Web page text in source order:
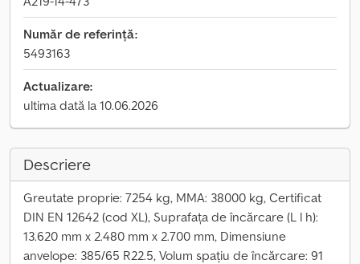
Număr de referință:
5493163
Actualizare:
ultima dată la 10.06.2026
Descriere
Greutate proprie: 7254 kg, MMA: 38000 kg, Certificat
DIN EN 12642 (cod XL), Suprafața de încărcare (L l h):
13.620 mm x 2.480 mm x 2.700 mm, Dimensiune
anvelope: 385/65 R22.5, Volum spațiu de încărcare: 91